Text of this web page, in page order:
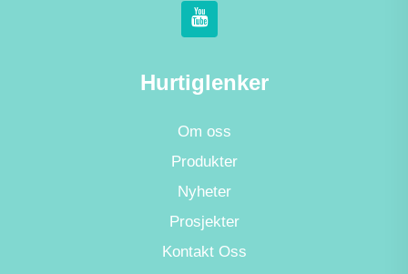
Hurtiglenker
Om oss
Produkter
Nyheter
Prosjekter
Kontakt Oss